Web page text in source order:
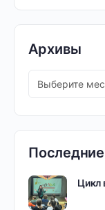
Архивы
Цикл